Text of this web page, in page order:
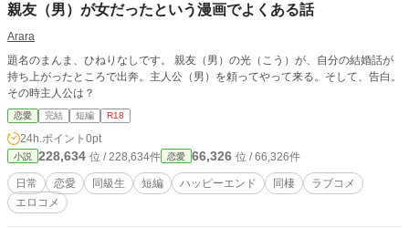
親友（男）が女だったという漫画でよくある話
Arara
題名のまんま、ひねりなしです。 親友（男）の光（こう）が、自分の結婚話が
持ち上がったところで出奔。主人公（男）を頼ってやって来る。そして、告白。
その時主人公は？
恋愛 完結 短編 R18
24h.ポイント 0pt
小説 228,634 位 / 228,634件 恋愛 66,326 位 / 66,326件
日常 恋愛 同級生 短編 ハッピーエンド 同棲
ラブコメ
エロコメ